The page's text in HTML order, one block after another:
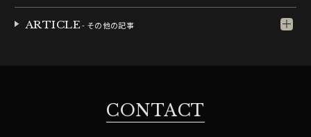
ARTICLE- その他の記事
CONTACT